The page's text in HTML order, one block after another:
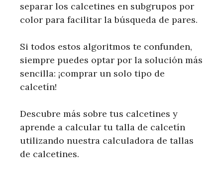
separar los calcetines en subgrupos por
color para facilitar la búsqueda de pares.
Si todos estos algoritmos te confunden,
siempre puedes optar por la solución más
sencilla: ¡comprar un solo tipo de
calcetín!
Descubre más sobre tus calcetines y
aprende a calcular tu talla de calcetín
utilizando nuestra calculadora de tallas
de calcetines.